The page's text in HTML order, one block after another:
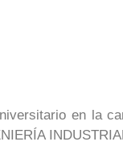
en la